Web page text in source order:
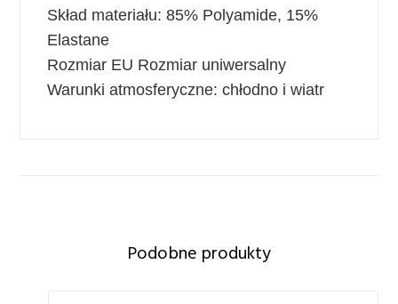
Skład materiału: 85% Polyamide, 15%
Elastane
Rozmiar EU Rozmiar uniwersalny
Warunki atmosferyczne: chłodno i wiatr
Podobne produkty